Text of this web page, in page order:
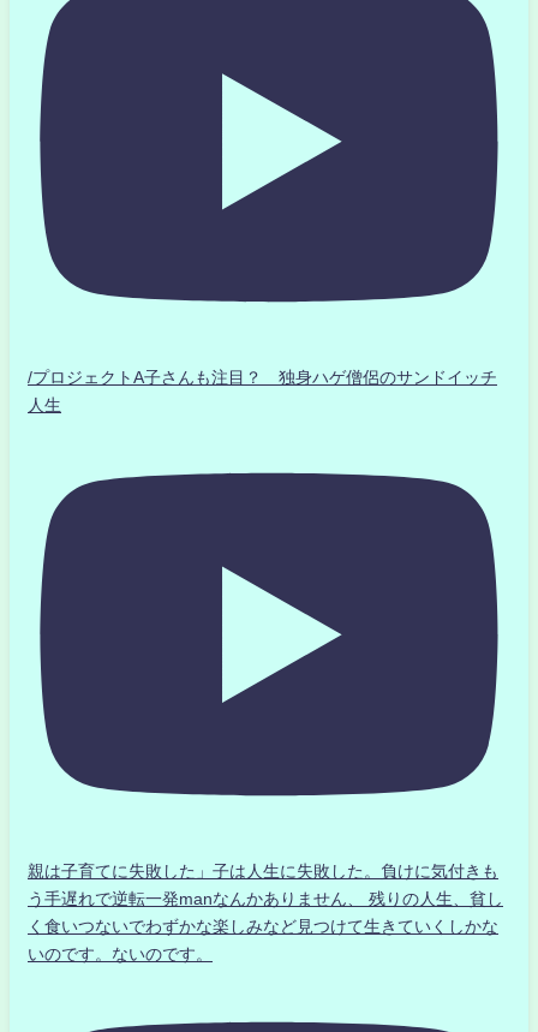
/プロジェクトA子さんも注目？ 独身ハゲ僧侶のサンドイッチ
人生
親は子育てに失敗した」子は人生に失敗した。負けに気付きも
う手遅れで逆転一発manなんかありません、 残りの人生、貧し
く食いつないでわずかな楽しみなど見つけて生きていくしかな
いのです。ないのです。